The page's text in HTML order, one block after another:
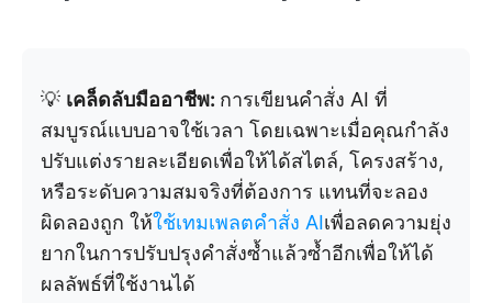
💡 เคล็ดลับมืออาชีพ: การเขียนคำสั่ง AI ที่
สมบูรณ์แบบอาจใช้เวลา โดยเฉพาะเมื่อคุณกำลัง
ปรับแต่งรายละเอียดเพื่อให้ได้สไตล์, โครงสร้าง,
หรือระดับความสมจริงที่ต้องการ แทนที่จะลอง
ผิดลองถูก ให้ใช้เทมเพลตคำสั่ง AIเพื่อลดความยุ่ง
ยากในการปรับปรุงคำสั่งซ้ำแล้วซ้ำอีกเพื่อให้ได้
ผลลัพธ์ที่ใช้งานได้